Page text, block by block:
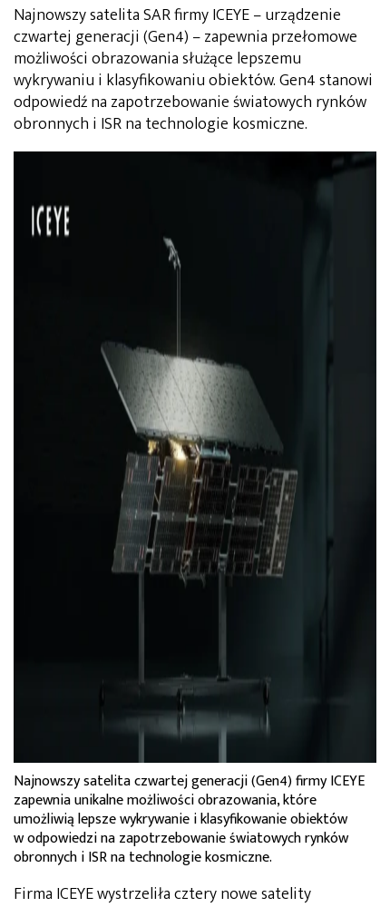
Najnowszy satelita SAR firmy ICEYE – urządzenie
czwartej generacji (Gen4) – zapewnia przełomowe
możliwości obrazowania służące lepszemu
wykrywaniu i klasyfikowaniu obiektów. Gen4 stanowi
odpowiedź na zapotrzebowanie światowych rynków
obronnych i ISR na technologie kosmiczne.
Najnowszy satelita czwartej generacji (Gen4) firmy ICEYE
zapewnia unikalne możliwości obrazowania, które
umożliwią lepsze wykrywanie i klasyfikowanie obiektów
w odpowiedzi na zapotrzebowanie światowych rynków
obronnych i ISR na technologie kosmiczne.
Firma ICEYE wystrzeliła cztery nowe satelity